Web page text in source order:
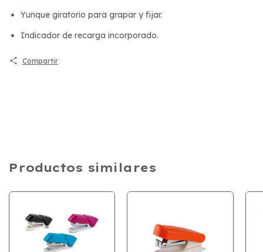
Yunque giratorio para grapar y fijar.
Indicador de recarga incorporado.
Compartir
Productos similares